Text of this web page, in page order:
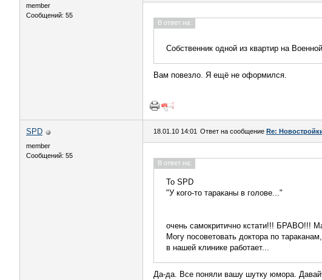
member
Сообщений: 55
В ответ на:
Собственник одной из квартир на
Вам повезло. Я ещё не оформился.
SPD
member
Сообщений: 55
18.01.10 14:01 Ответ на сообщение Re:
В ответ на:
To SPD
"У кого-то тараканы в голове..."
очень самокритично кстати!!! БРАВО!!!
Могу посоветовать доктора по
в нашей клинике работает...
Да-да. Все поняли вашу шутку юмора.